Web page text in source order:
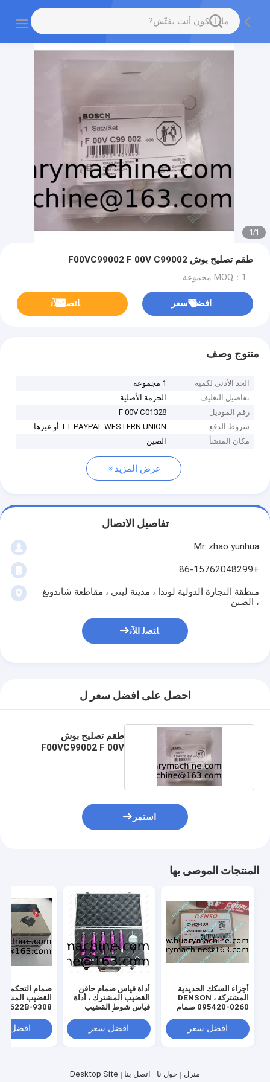
1
/
1
طقم تصليح بوش F00VC99002 F 00V C99002
MOQ：1 مجموعة
افضل سعر ﺎﺘﺼﻟ ﺍﻶﻧ
منتوج وصف
الحد الأدنى لكمية
1 مجموعة
تفاصيل التغليف
الحزمة الأصلية
رقم الموديل
F 00V C01328
شروط الدفع
TT PAYPAL WESTERN UNION أو غيرها
مكان المنشأ
الصين
عرض المزيد
تفاصيل الاتصال
Mr. zhao yunhua
+86-15762048299
منطقة التجارة الدولية لوندا ، مدينة ليني ، مقاطعة شاندونغ
، الصين
ﺎﺘﺼﻟ ﺍﻶﻧ
احصل على افضل سعر ل
طقم تصليح بوش
F00VC99002 F 00V
استمر
المنتجات الموصى بها
أجزاء السكك الحديدية
المشتركة DENSON ،
095420-0260 صمام
افضل سعر
أداة قياس صمام حاقن
القضيب المشترك ، أداة
قياس شوط القضيب
التحكم
افضل سعر
صمام التحكم
القضيب
9308-622B
افضل
منزل حول نا اتصل بنا
Desktop Site